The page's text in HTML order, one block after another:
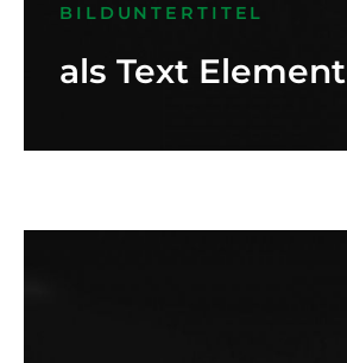
BILDUNTERTITEL
als Text Element